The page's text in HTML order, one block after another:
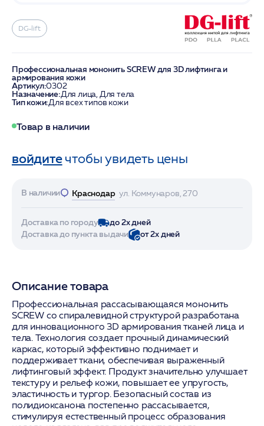
DG-lift
Профессиональная мононить SCREW для 3D лифтинга и
армирования кожи
Артикул:0302
Назначение:Для лица, Для тела
Тип кожи:Для всех типов кожи
Товар в наличии
войдитечтобы увидеть цены
В наличии Краснодар ул. Коммунаров, 270
Доставка по городу
до 2х дней
Доставка до пункта выдачи
от 2х дней
Описание товара
Профессиональная рассасывающаяся мононить
SCREW со спиралевидной структурой разработана
для инновационного 3D армирования тканей лица и
тела. Технология создает прочный динамический
каркас, который эффективно поднимает и
поддерживает ткани, обеспечивая выраженный
лифтинговый эффект. Продукт значительно улучшает
текстуру и рельеф кожи, повышает ее упругость,
эластичность и тургор. Безопасный состав из
полидиоксанона постепенно рассасывается,
стимулируя естественный процесс образования